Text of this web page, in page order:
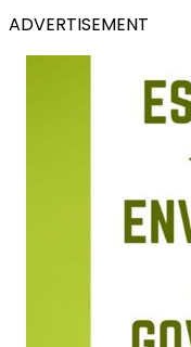
ADVERTISEMENT